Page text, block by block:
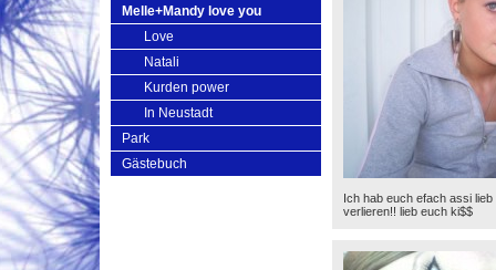
Melle+Mandy love you
Love
Natali
Kurden power
In Neustadt
Park
Gästebuch
Ich hab euch efach assi lieb
verlieren!! lieb euch ki$$